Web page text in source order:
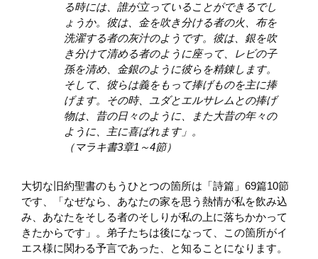
る時には、誰が立っていることができるでし
ょうか。彼は、金を吹き分ける者の火、布を
洗濯する者の灰汁のようです。彼は、銀を吹
き分けて清める者のように座って、レビの子
孫を清め、金銀のように彼らを精錬します。
そして、彼らは義をもって捧げものを主に捧
げます。その時、ユダとエルサレムとの捧げ
物は、昔の日々のように、また大昔の年々の
ように、主に喜ばれます」。
（マラキ書3章1～4節）
大切な旧約聖書のもうひとつの箇所は「詩篇」69篇10節
です、「なぜなら、あなたの家を思う熱情が私を飲み込
み、あなたをそしる者のそしりが私の上に落ちかかって
きたからです」。弟子たちは後になって、この箇所がイ
エス様に関わる予言であった、と知ることになります。